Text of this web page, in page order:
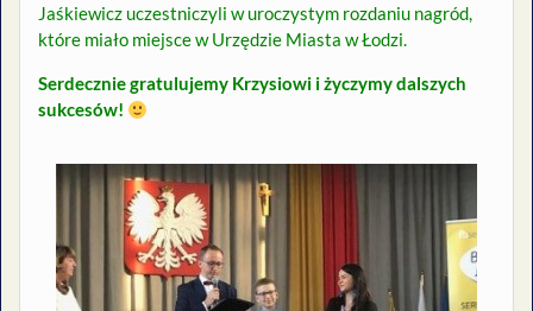
Jaśkiewicz uczestniczyli w uroczystym rozdaniu nagród,
które miało miejsce w Urzędzie Miasta w Łodzi.
Serdecznie gratulujemy Krzysiowi i życzymy dalszych
sukcesów!